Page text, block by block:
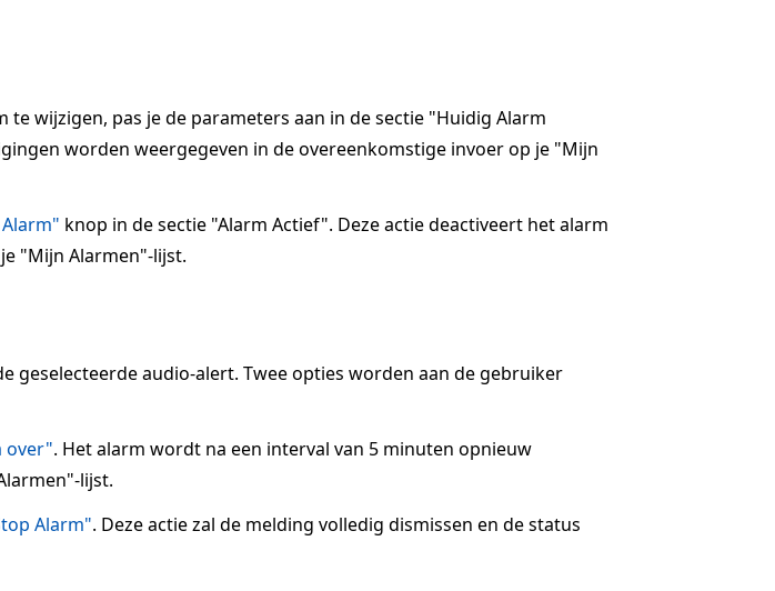
wijzigen, pas je de parameters aan in de sectie "Huidig Alarm
worden weergegeven in de overeenkomstige invoer op je "Mijn
knop in de sectie "Alarm Actief". Deze actie deactiveert het alarm
"Mijn Alarmen"-lijst.
geselecteerde audio-alert. Twee opties worden aan de gebruiker
over". Het alarm wordt na een interval van 5 minuten opnieuw
lijst.
Alarm". Deze actie zal de melding volledig dismissen en de status